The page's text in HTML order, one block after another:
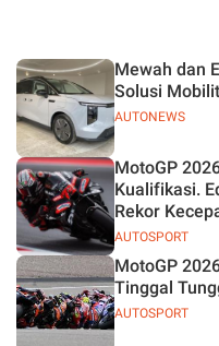
Basis Produksi
ASEAN
AUTONEWS
Mewah dan
Solusi
AUTOSPORT
MotoGP
Kualifikasi.
Rekor
AUTOSPORT
MotoGP
Tinggal